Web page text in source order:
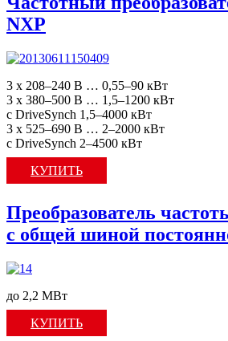
NXP
3 x 208–240 В … 0,55–90 кВт
3 x 380–500 В … 1,5–1200 кВт
с DriveSynch 1,5–4000 кВт
3 x 525–690 В … 2–2000 кВт
с DriveSynch 2–4500 кВт
КУПИТЬ
Преобразователь
с общей шиной
до 2,2 МВт
КУПИТЬ